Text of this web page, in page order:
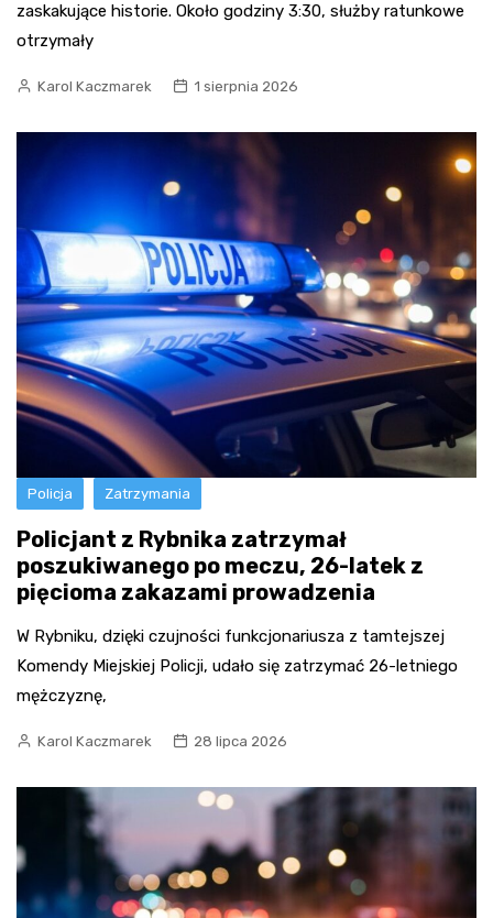
zaskakujące historie. Około godziny 3:30, służby ratunkowe
otrzymały
Karol Kaczmarek 1 sierpnia 2026
Policja Zatrzymania
Policjant z Rybnika zatrzymał
poszukiwanego po meczu, 26-latek z
pięcioma zakazami prowadzenia
W Rybniku, dzięki czujności funkcjonariusza z tamtejszej
Komendy Miejskiej Policji, udało się zatrzymać 26-letniego
mężczyznę,
Karol Kaczmarek 28 lipca 2026